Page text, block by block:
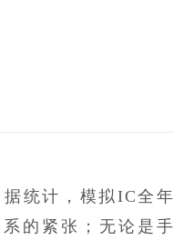
统计，模拟IC全年
的紧张；无论是手